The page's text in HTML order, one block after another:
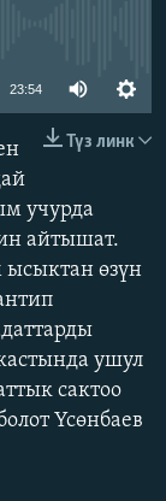
23:54
Түз линк
учурда
айтышат.
ысыктан өзүн
ушул
сактоо
Үсөнбаев